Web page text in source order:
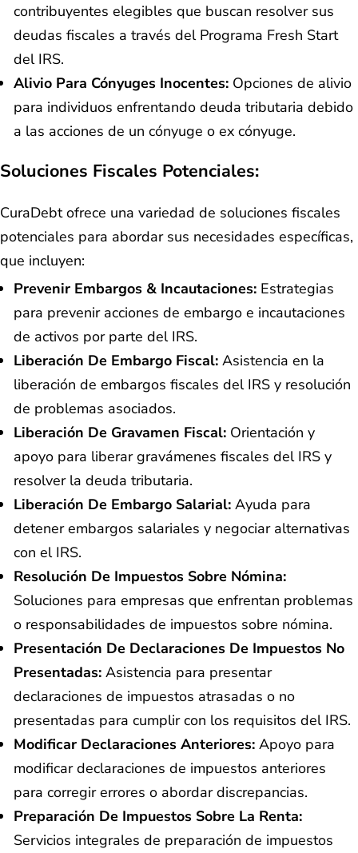
contribuyentes elegibles que buscan resolver sus
deudas fiscales a través del Programa Fresh Start
del IRS.
Alivio Para Cónyuges Inocentes: Opciones de alivio
para individuos enfrentando deuda tributaria debido
a las acciones de un cónyuge o ex cónyuge.
Soluciones Fiscales Potenciales:
CuraDebt ofrece una variedad de soluciones fiscales
potenciales para abordar sus necesidades específicas,
que incluyen:
Prevenir Embargos & Incautaciones: Estrategias
para prevenir acciones de embargo e incautaciones
de activos por parte del IRS.
Liberación De Embargo Fiscal: Asistencia en la
liberación de embargos fiscales del IRS y resolución
de problemas asociados.
Liberación De Gravamen Fiscal: Orientación y
apoyo para liberar gravámenes fiscales del IRS y
resolver la deuda tributaria.
Liberación De Embargo Salarial: Ayuda para
detener embargos salariales y negociar alternativas
con el IRS.
Resolución De Impuestos Sobre Nómina:
Soluciones para empresas que enfrentan problemas
o responsabilidades de impuestos sobre nómina.
Presentación De Declaraciones De Impuestos No
Presentadas: Asistencia para presentar
declaraciones de impuestos atrasadas o no
presentadas para cumplir con los requisitos del IRS.
Modificar Declaraciones Anteriores: Apoyo para
modificar declaraciones de impuestos anteriores
para corregir errores o abordar discrepancias.
Preparación De Impuestos Sobre La Renta:
Servicios integrales de preparación de impuestos